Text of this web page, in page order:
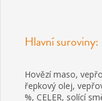
Hlavní suroviny:
Hovězí maso,
řepkový olej,
%, CELER, solící